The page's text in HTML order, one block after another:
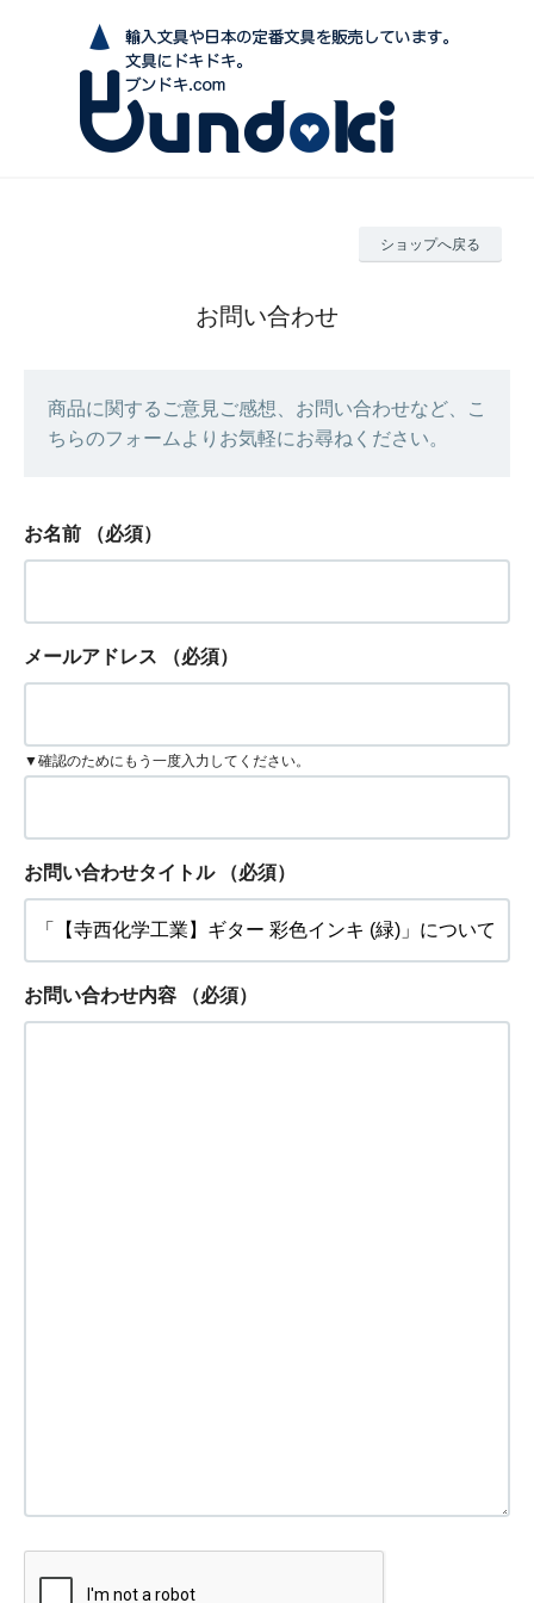
ショップへ戻る
お問い合わせ
商品に関するご意見ご感想、お問い合わせなど、こ
ちらのフォームよりお気軽にお尋ねください。
お名前 （必須）
メールアドレス （必須）
▼確認のためにもう一度入力してください。
お問い合わせタイトル （必須）
お問い合わせ内容 （必須）